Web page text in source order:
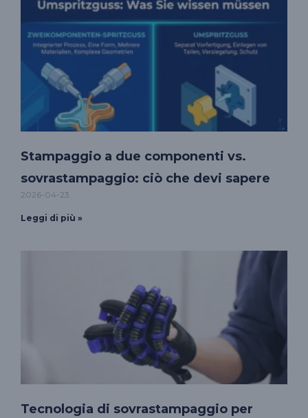
Stampaggio a due componenti vs.
sovrastampaggio: ciò che devi sapere
2026-04-23
Leggi di più »
Tecnologia di sovrastampaggio per